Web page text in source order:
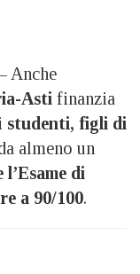
Anche
Asti finanzia
studenti, figli di
almeno un
di
a 90/100.